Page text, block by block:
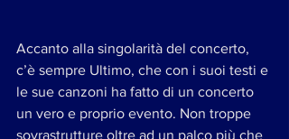
Accanto alla singolarità del concerto,
c’è sempre Ultimo, che con i suoi testi e
le sue canzoni ha fatto di un concerto
un vero e proprio evento. Non troppe
sovrastrutture oltre ad un palco più che